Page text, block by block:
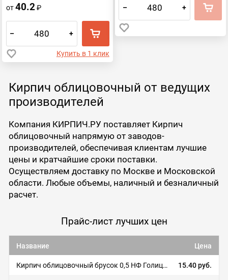
от40.2₽
– +
Купить в 1 клик
– +
Кирпич облицовочный от ведущих
производителей
Компания КИРПИЧ.РУ поставляет Кирпич
облицовочный напрямую от заводов-
производителей, обеспечивая клиентам лучшие
цены и кратчайшие сроки поставки.
Осуществляем доставку по Москве и Московской
области. Любые объемы, наличный и безналичный
расчет.
Прайс-лист лучших цен
Название Цена
Кирпич облицовочный брусок 0,5 НФ Голицынский кирпич 15.40 руб.